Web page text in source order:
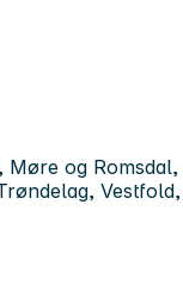
Møre og Romsdal,
Vestfold,